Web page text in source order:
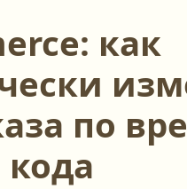
как
по